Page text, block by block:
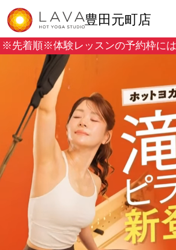
豊田元町店
※先着順※体験レッスンの予約枠に